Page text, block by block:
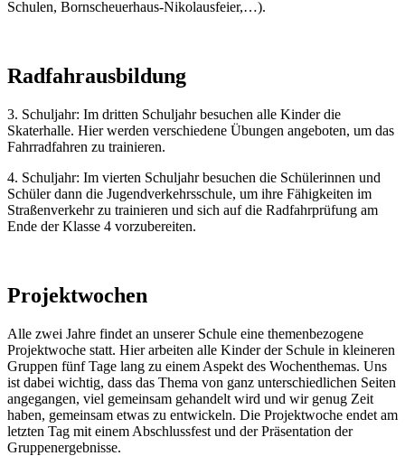
Schulen, Bornscheuerhaus-Nikolausfeier,…).
Radfahrausbildung
3. Schuljahr: Im dritten Schuljahr besuchen alle Kinder die
Skaterhalle. Hier werden verschiedene Übungen angeboten, um das
Fahrradfahren zu trainieren.
4. Schuljahr: Im vierten Schuljahr besuchen die Schülerinnen und
Schüler dann die Jugendverkehrsschule, um ihre Fähigkeiten im
Straßenverkehr zu trainieren und sich auf die Radfahrprüfung am
Ende der Klasse 4 vorzubereiten.
Projektwochen
Alle zwei Jahre findet an unserer Schule eine themenbezogene
Projektwoche statt. Hier arbeiten alle Kinder der Schule in kleineren
Gruppen fünf Tage lang zu einem Aspekt des Wochenthemas. Uns
ist dabei wichtig, dass das Thema von ganz unterschiedlichen Seiten
angegangen, viel gemeinsam gehandelt wird und wir genug Zeit
haben, gemeinsam etwas zu entwickeln. Die Projektwoche endet am
letzten Tag mit einem Abschlussfest und der Präsentation der
Gruppenergebnisse.